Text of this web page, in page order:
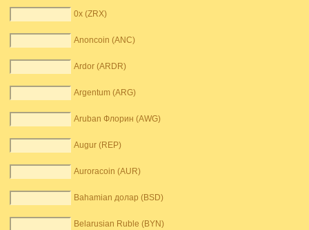
0x (ZRX)
Anoncoin (ANC)
Ardor (ARDR)
Argentum (ARG)
Aruban Флорин (AWG)
Augur (REP)
Auroracoin (AUR)
Bahamian долар (BSD)
Belarusian Ruble (BYN)